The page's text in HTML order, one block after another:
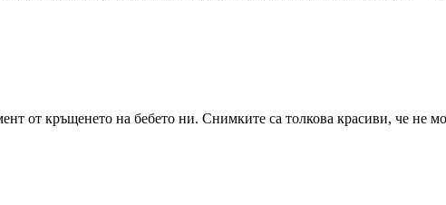
от кръщенето на бебето ни. Снимките са толкова красиви, че не